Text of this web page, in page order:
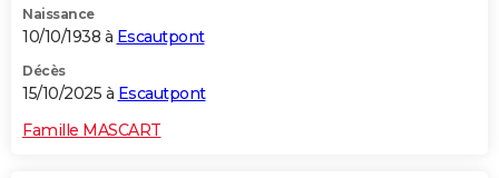
Naissance
10/10/1938 à Escautpont
Décès
15/10/2025 à Escautpont
Famille MASCART